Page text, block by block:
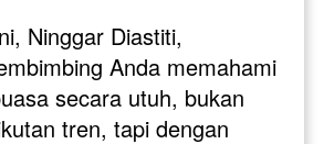
Ninggar Diastiti,
Anda memahami
secara utuh, bukan
tren, tapi dengan